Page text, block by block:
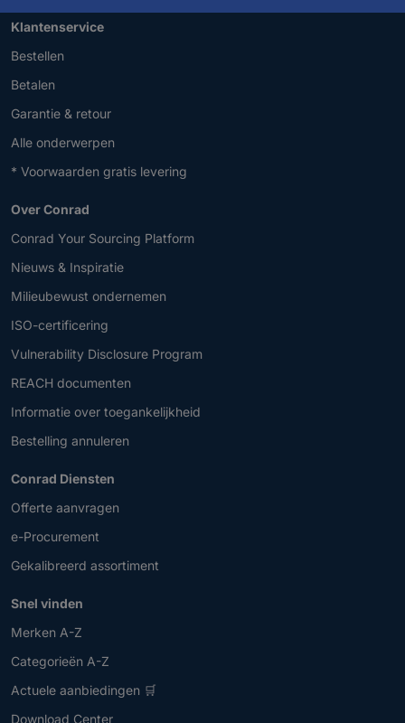
Klantenservice
Bestellen
Betalen
Garantie & retour
Alle onderwerpen
* Voorwaarden gratis levering
Over Conrad
Conrad Your Sourcing Platform
Nieuws & Inspiratie
Milieubewust ondernemen
ISO-certificering
Vulnerability Disclosure Program
REACH documenten
Informatie over toegankelijkheid
Bestelling annuleren
Conrad Diensten
Offerte aanvragen
e-Procurement
Gekalibreerd assortiment
Snel vinden
Merken A-Z
Categorieën A-Z
Actuele aanbiedingen 🛒
Download Center